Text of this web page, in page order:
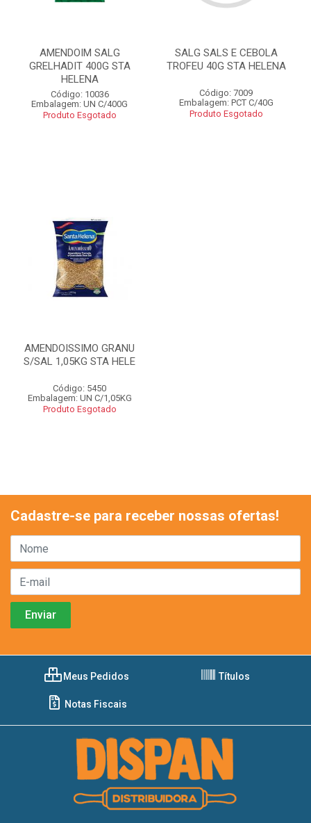
AMENDOIM SALG
GRELHADIT 400G STA
HELENA
Código: 10036
Embalagem: UN C/400G
Produto Esgotado
SALG SALS E CEBOLA
TROFEU 40G STA HELENA
Código: 7009
Embalagem: PCT C/40G
Produto Esgotado
AMENDOISSIMO GRANU
S/SAL 1,05KG STA HELE
Código: 5450
Embalagem: UN C/1,05KG
Produto Esgotado
Cadastre-se para receber nossas ofertas!
Meus Pedidos Títulos
Notas Fiscais